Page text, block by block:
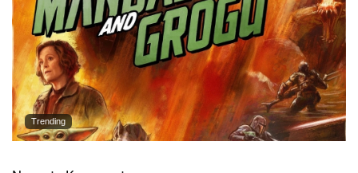
Trending